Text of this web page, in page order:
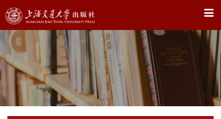
X